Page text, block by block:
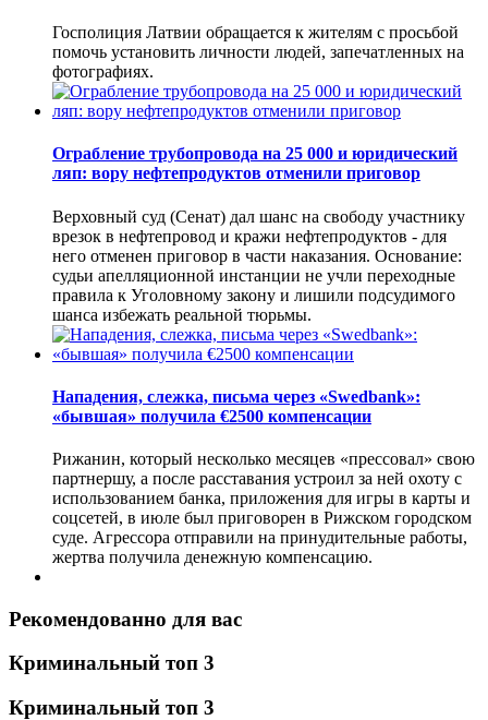
Госполиция Латвии обращается к жителям с просьбой
помочь установить личности людей, запечатленных на
фотографиях.
Ограбление трубопровода на 25 000 и юридический
ляп: вору нефтепродуктов отменили приговор
Верховный суд (Сенат) дал шанс на свободу участнику
врезок в нефтепровод и кражи нефтепродуктов - для
него отменен приговор в части наказания. Основание:
судьи апелляционной инстанции не учли переходные
правила к Уголовному закону и лишили подсудимого
шанса избежать реальной тюрьмы.
Нападения, слежка, письма через «Swedbank»:
«бывшая» получила €2500 компенсации
Рижанин, который несколько месяцев «прессовал» свою
партнершу, а после расставания устроил за ней охоту с
использованием банка, приложения для игры в карты и
соцсетей, в июле был приговорен в Рижском городском
суде. Агрессора отправили на принудительные работы,
жертва получила денежную компенсацию.
Рекомендованно для вас
Криминальный топ 3
Криминальный топ 3